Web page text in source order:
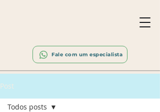
Fale com um especialista
Post
Todos posts